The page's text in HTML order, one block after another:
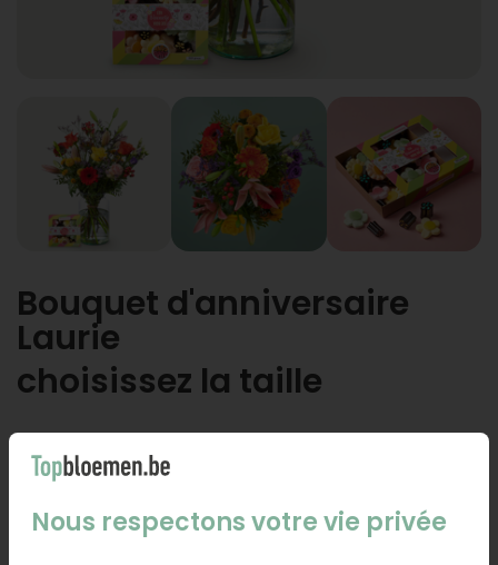
Bouquet d'anniversaire
Laurie
choisissez la taille
Nous respectons votre vie privée